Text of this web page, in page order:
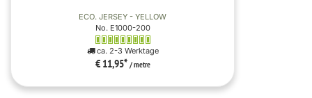
ECO. JERSEY - YELLOW
No. E1000-200
ca. 2-3 Werktage
€ 11,95* / metre